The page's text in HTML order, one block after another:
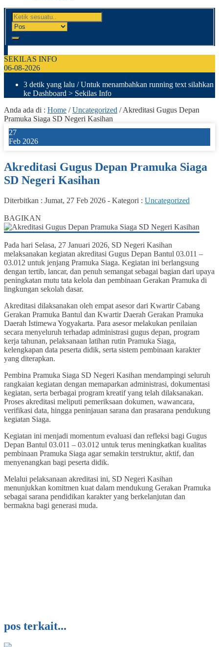
SEKILAS INFO
06-08-2026
3 detik yang lalu / Untuk menambahkan running text silahkan
ke Dashboard > Sekilas Info
Anda ada di : Home /Uncategorized /Akreditasi Gugus Depan
Pramuka Siaga SD Negeri Kasihan
27
Feb 2026
Akreditasi Gugus Depan Pramuka Siaga
SD Negeri Kasihan
Diterbitkan : Jumat, 27 Feb 2026 - Kategori : Uncategorized
BAGIKAN
Pada hari Selasa, 27 Januari 2026, SD Negeri Kasihan
melaksanakan kegiatan akreditasi Gugus Depan Bantul 03.011 –
03.012 untuk jenjang Pramuka Siaga. Kegiatan ini berlangsung
dengan tertib, lancar, dan penuh semangat sebagai bagian dari upaya
peningkatan mutu tata kelola dan pembinaan Gerakan Pramuka di
lingkungan sekolah dasar.
Akreditasi dilaksanakan oleh empat asesor dari Kwartir Cabang
Gerakan Pramuka Bantul dan Kwartir Daerah Gerakan Pramuka
Daerah Istimewa Yogyakarta. Para asesor melakukan penilaian
secara menyeluruh terhadap administrasi gugus depan, program
kerja tahunan, pelaksanaan latihan rutin Pramuka Siaga,
kelengkapan data peserta didik, serta sistem pembinaan karakter
yang diterapkan.
Pembina Pramuka Siaga SD Negeri Kasihan mendampingi seluruh
rangkaian kegiatan dengan memaparkan administrasi, dokumentasi
kegiatan, serta berbagai program kreatif yang telah dilaksanakan.
Proses akreditasi meliputi pemeriksaan dokumen, wawancara,
verifikasi data, hingga peninjauan sarana dan prasarana pendukung
kegiatan Siaga.
Kegiatan ini menjadi momentum evaluasi dan refleksi bagi Gugus
Depan Bantul 03.011 – 03.012 untuk terus meningkatkan kualitas
pembinaan Pramuka Siaga agar semakin terstruktur, aktif, dan
menyenangkan bagi peserta didik.
Melalui pelaksanaan akreditasi ini, SD Negeri Kasihan
menunjukkan komitmen kuat dalam mendukung Gerakan Pramuka
sebagai sarana pendidikan karakter yang berkelanjutan dan
bermakna bagi generasi muda.
pos terkait...